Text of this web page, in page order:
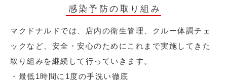
感染予防の取り組み
マクドナルドでは、店内の衛生管理、クルー体調チェ
ックなど、安全・安心のためにこれまで実施してきた
取り組みを継続して行っていきます。
・最低1時間に1度の手洗い徹底